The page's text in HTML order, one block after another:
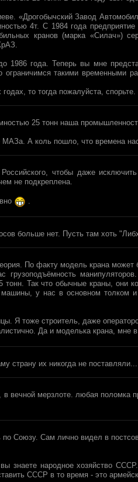
«Дрогобычский Завод
4т. С 1984 года
кранов (марка «Силач»)
1986 года. Теперь вы мне
такими временными
то тогда пожалуйста, спорьте.
25 тонн наша
А коль пошло, что времена
чтобы даже
не подкреплена.
.
больше нет. Пусть там хоть
По факту модель крана
Так что обычные краны, они
у нас в основном толком
Я тоже строитель, даже
Да и моделька крана, мне в
страну их никогда не
вечной мерзлоте. любая
Союзу. Сам лично видел в
знаете народное хозяйство
СССР в то время - это